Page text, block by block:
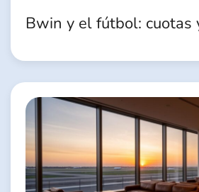
Bwin y el fútbol: cuotas